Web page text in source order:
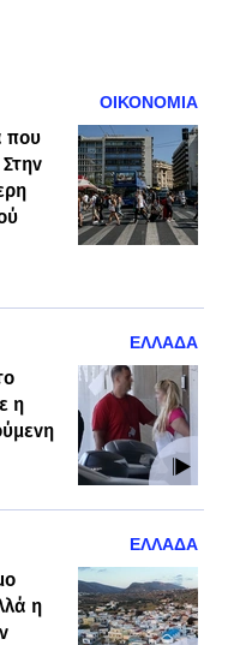
ΟΙΚΟΝΟΜΙΑ
που
ΕΛΛΑΔΑ
η
ΕΛΛΑΔΑ
η